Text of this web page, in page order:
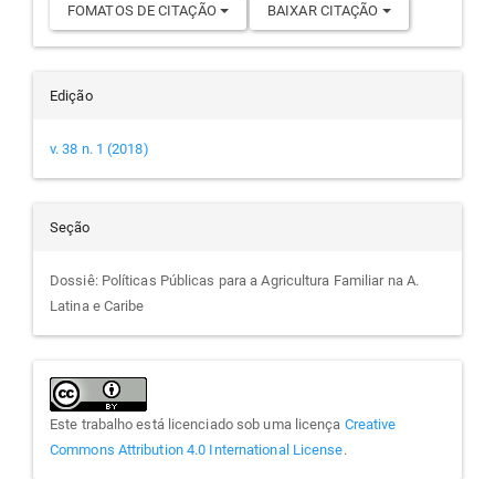
FOMATOS DE CITAÇÃO BAIXAR CITAÇÃO
Edição
v. 38 n. 1 (2018)
Seção
Dossiê: Políticas Públicas para a Agricultura Familiar na A.
Latina e Caribe
Este trabalho está licenciado sob uma licença Creative
Commons Attribution 4.0 International License.